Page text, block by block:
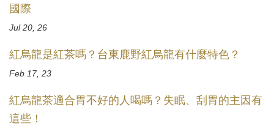
國際
Jul 20, 26
紅烏龍是紅茶嗎？台東鹿野紅烏龍有什麼特色？
Feb 17, 23
紅烏龍茶適合胃不好的人喝嗎？失眠、刮胃的主因有
這些！